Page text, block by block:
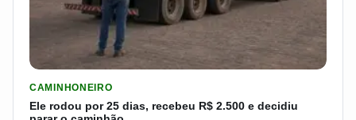
CAMINHONEIRO
Ele rodou por 25 dias, recebeu R$ 2.500 e decidiu